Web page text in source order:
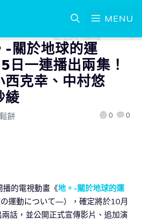
MENU
-關於地球的運
日一連播出兩集！
西克幸、中村悠
綾
鬆餅 0 0
的電視動畫《地。-關於地球的運
運動について―），確定將於10月
話，並公開正式宣傳影片、追加演